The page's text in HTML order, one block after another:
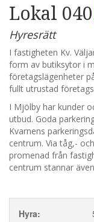
Lokal 0402
Hyresrätt
I fastigheten Kv.
form av butiksytor i
företagslägenheter
fullt utrustad
I Mjölby har kunder
utbud. Goda
Kvarnens
centrum. Via tåg,-
promenad från
centrum stannar
Hyra: